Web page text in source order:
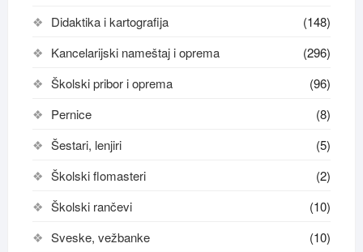
Didaktika i kartografija
(148)
Kancelarijski nameštaj i oprema
(296)
Školski pribor i oprema
(96)
Pernice
(8)
Šestari, lenjiri
(5)
Školski flomasteri
(2)
Školski rančevi
(10)
Sveske, vežbanke
(10)